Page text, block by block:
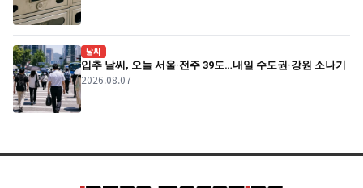
날씨
입추 날씨, 오늘 서울·전주 39도…내일 수도권·강원 소나기
2026.08.07